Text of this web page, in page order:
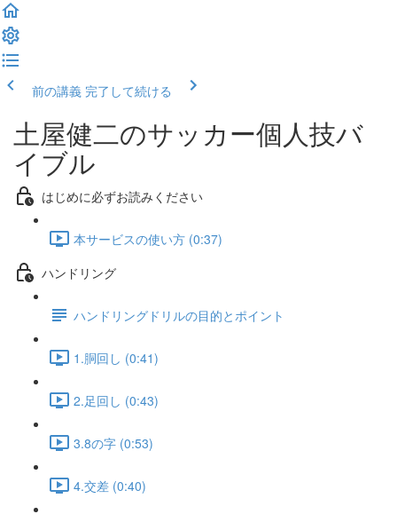
前の講義 完了して続ける
土屋健二のサッカー個人技バ
イブル
はじめに必ずお読みください
本サービスの使い方 (0:37)
ハンドリング
ハンドリングドリルの目的とポイント
1.胴回し (0:41)
2.足回し (0:43)
3.8の字 (0:53)
4.交差 (0:40)